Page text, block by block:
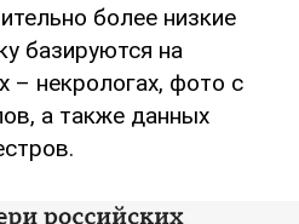
более низкие
базируются на
– некрологах, фото с
а также данных